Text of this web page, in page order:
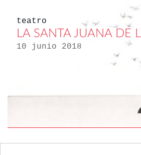
teatro
LA SANTA JUANA DE
10 junio 2018